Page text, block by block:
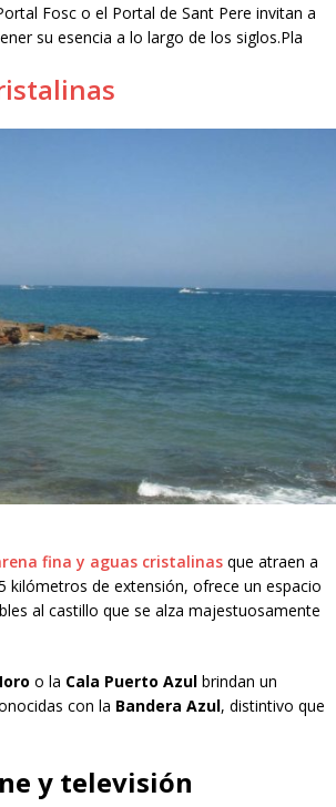
Fosc o el Portal de Sant Pere invitan a
su esencia a lo largo de los siglos.Pla
fina y aguas cristalinas que atraen a
kilómetros de extensión, ofrece un espacio
al castillo que se alza majestuosamente
o la Cala Puerto Azul brindan un
con la Bandera Azul, distintivo que
y televisión